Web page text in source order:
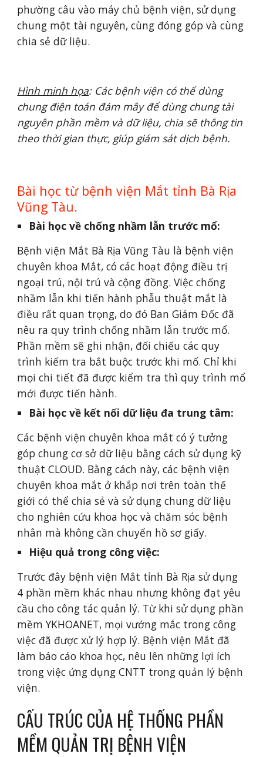
phường câu vào máy chủ bệnh viện, sử dụng
chung một tài nguyên, cùng đóng góp và cùng
chia sẻ dữ liệu.
Hình minh họa: Các bệnh viện có thể dùng
chung điện toán đám mây để dùng chung tài
nguyên phần mềm và dữ liệu, chia sẽ thông tin
theo thời gian thực, giúp giám sát dịch bệnh.
Bài học từ bệnh viện Mắt tỉnh Bà Rịa
Vũng Tàu.
Bài học về chống nhầm lẫn trước mổ:
Bệnh viện Mắt Bà Rịa Vũng Tàu là bệnh viện
chuyên khoa Mắt, có các hoạt động điều trị
ngoại trú, nội trú và cộng đồng. Việc chống
nhầm lẫn khi tiến hành phẫu thuật mắt là
điều rất quan trọng, do đó Ban Giám Đốc đã
nêu ra quy trình chống nhầm lẫn trước mổ.
Phần mềm sẽ ghi nhận, đối chiếu các quy
trình kiếm tra bắt buộc trước khi mổ. Chỉ khi
mọi chi tiết đã được kiểm tra thì quy trình mổ
mới được tiến hành.
Bài học về kết nối dữ liệu đa trung tâm:
Các bệnh viện chuyên khoa mắt có ý tưởng
góp chung cơ sở dữ liệu bằng cách sử dụng kỹ
thuật CLOUD. Bằng cách này, các bệnh viện
chuyên khoa mắt ở khắp nơi trên toàn thế
giới có thể chia sẻ và sử dụng chung dữ liệu
cho nghiên cứu khoa học và chăm sóc bệnh
nhân mà không cần chuyển hồ sơ giấy.
Hiệu quả trong công việc:
Trước đây bệnh viện Mắt tỉnh Bà Rịa sử dụng
4 phần mềm khác nhau nhưng không đạt yêu
cầu cho công tác quản lý. Từ khi sử dụng phần
mềm YKHOANET, mọi vướng mắc trong công
việc đã được xử lý hợp lý. Bệnh viện Mắt đã
làm báo cáo khoa học, nêu lên những lợi ích
trong việc ứng dụng CNTT trong quản lý bệnh
viện.
CẤU TRÚC CỦA HỆ THỐNG PHẦN
MỀM QUẢN TRỊ BỆNH VIỆN